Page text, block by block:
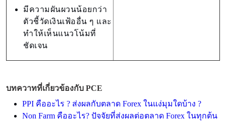
มีความผันผวนน้อยกว่า
ตัวชี้วัดเงินเฟ้ออื่น ๆ และ
ทำให้เห็นแนวโน้มที่
ชัดเจน
บทควาทที่เกี่ยวข้องกับ PCE
PPI คืออะไร ? ส่งผลกับตลาด Forex ในแง่มุมใดบ้าง ?
Non Farm คืออะไร? ปัจจัยที่ส่งผลต่อตลาด Forex ในทุกต้น